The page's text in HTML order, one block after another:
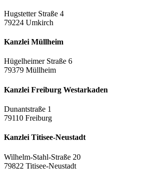
Hugstetter Straße 4
79224 Umkirch
Kanzlei Müllheim
Hügelheimer Straße 6
79379 Müllheim
Kanzlei Freiburg Westarkaden
Dunantstraße 1
79110 Freiburg
Kanzlei Titisee-Neustadt
Wilhelm-Stahl-Straße 20
79822 Titisee-Neustadt